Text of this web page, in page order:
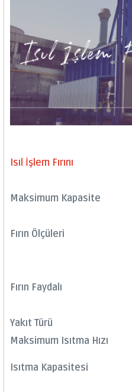
Isıl İşlem Fırını
Maksimum Kapasite
Fırın Ölçüleri
Fırın Faydalı
Yakıt Türü
Maksimum Isıtma Hızı
Isıtma Kapasitesi